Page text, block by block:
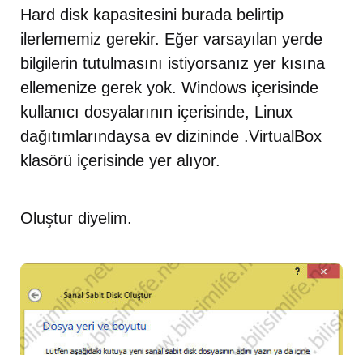
Hard disk kapasitesini burada belirtip
ilerlememiz gerekir. Eğer varsayılan yerde
bilgilerin tutulmasını istiyorsanız yer kısına
ellemenize gerek yok. Windows içerisinde
kullanıcı dosyalarının içerisinde, Linux
dağıtımlarındaysa ev dizininde .VirtualBox
klasörü içerisinde yer alıyor.
Oluştur diyelim.